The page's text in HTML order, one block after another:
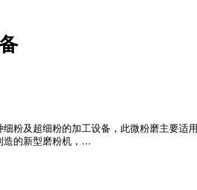
粉及超细粉的加工设备，此微粉磨主要适
造的新型磨粉机，…